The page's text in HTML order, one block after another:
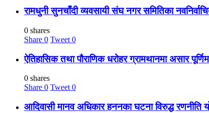
रामधुनी सुनचाँदी व्यवसायी संघ नगर समितिका
0 shares
Share 0 Tweet 0
ऐतिहासिक तथा पौराणिक धरोहर ग्रामथानमा असार
0 shares
Share 0 Tweet 0
आदिवासी मानव अधिकार हननका घटना विरुद्ध रणनीति